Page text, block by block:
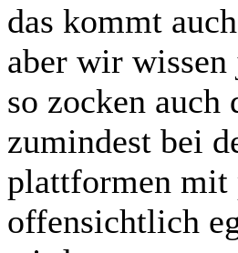
das kommt
aber wir wissen
so zocken auch
zumindest bei
plattformen mit
offensichtlich